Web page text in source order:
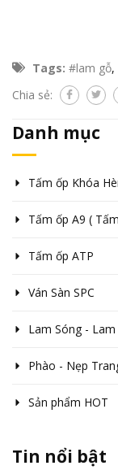
Tags: #lam gỗ,
Chia sẻ:
Danh mục
Tấm ốp Khóa
Tấm ốp A9 (
Tấm ốp ATP
Ván Sàn SPC
Lam Sóng - Lam
Phào - Nẹp
Sản phẩm HOT
Tin nổi bật